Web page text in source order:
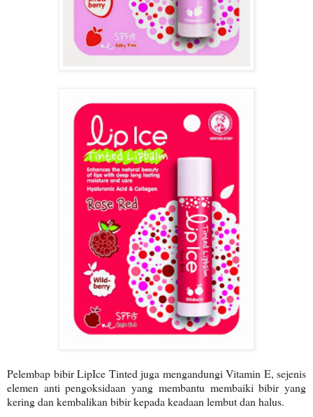
Pelembap bibir LipIce Tinted juga mengandungi Vitamin E, sejenis
elemen anti pengoksidaan yang membantu membaiki bibir yang
kering dan kembalikan bibir kepada keadaan lembut dan halus.